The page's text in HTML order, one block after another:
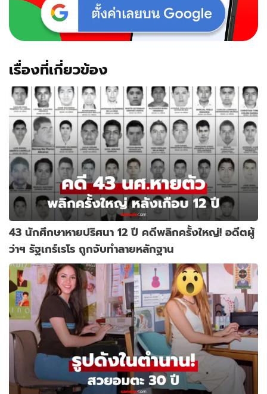
เรื่องที่เกี่ยวข้อง
43 นักศึกษาหายปริศนา 12 ปี คดีพลิกครั้งใหญ่! อดีตผู้
ว่าฯ รัฐเกร์เรโร ถูกจับทำลายหลักฐาน